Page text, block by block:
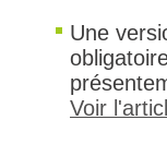
Une
Voir